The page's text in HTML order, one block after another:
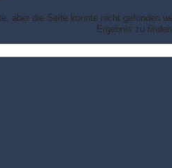
aber die Seite konnte nicht gefunden
Ergebnis zu